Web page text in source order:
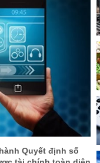
Quyết định số